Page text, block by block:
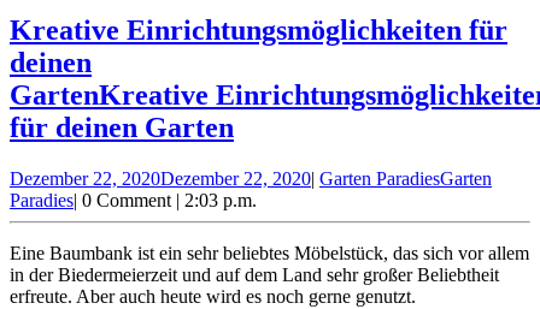
Kreative Einrichtungsmöglichkeiten für
deinen
GartenKreative
für deinen Garten
Dezember 22, 2020Dezember 22, 2020| Garten ParadiesGarten
Paradies| 0 Comment | 2:03 p.m.
Eine Baumbank ist ein sehr beliebtes Möbelstück, das sich vor allem
in der Biedermeierzeit und auf dem Land sehr großer Beliebtheit
erfreute. Aber auch heute wird es noch gerne genutzt.